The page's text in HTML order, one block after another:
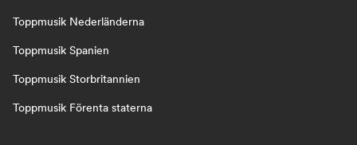
Toppmusik Nederländerna
Toppmusik Spanien
Toppmusik Storbritannien
Toppmusik Förenta staterna